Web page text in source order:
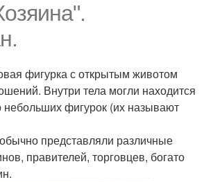
фигурка с открытым животом
Внутри тела могли находится
небольших фигурок (их называют
представляли различные
правителей, торговцев, богато